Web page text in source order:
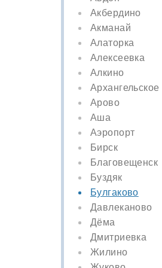
Акбердино
Акманай
Алаторка
Алексеевка
Алкино
Архангельское
Арово
Аша
Аэропорт
Бирск
Благовещенск
Буздяк
Булгаково
Давлеканово
Дёма
Дмитриевка
Жилино